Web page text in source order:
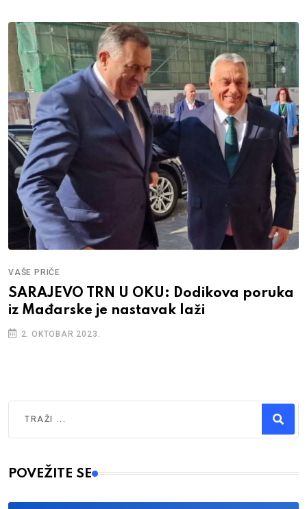
VAŠE PRIČE
SARAJEVO TRN U OKU: Dodikova poruka
iz Mađarske je nastavak laži
2. OKTOBAR 2023.
Type 2 or more characters for results.
POVEŽITE SE